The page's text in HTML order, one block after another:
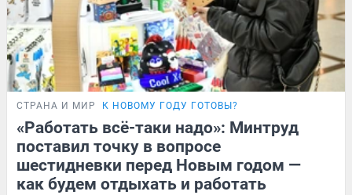
СТРАНА И МИР К НОВОМУ ГОДУ ГОТОВЫ?
«Работать всё-таки надо»: Минтруд
поставил точку в вопросе
шестидневки перед Новым годом —
как будем отдыхать и работать